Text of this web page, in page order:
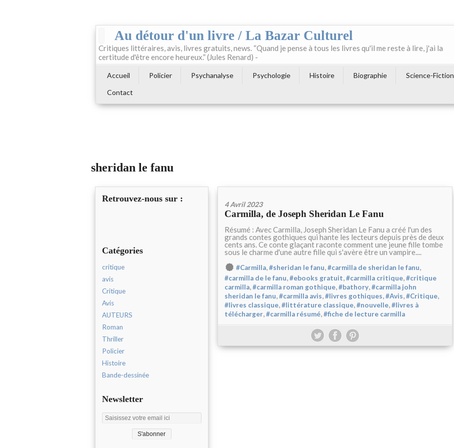
Au détour d'un livre / La Bazar Culturel
Critiques littéraires, avis, livres gratuits, news. “Quand je pense à tous les livres qu'il me reste à lire, j'ai la
certitude d'être encore heureux.” (Jules Renard) -
Accueil Policier Psychanalyse Psychologie Histoire Biographie Science-Fiction
Contact
sheridan le fanu
Retrouvez-nous sur :
Catégories
critique
avis
Critique
Avis
AUTEURS
Roman
Thriller
Policier
Histoire
Bande-dessinée
Newsletter
4 Avril 2023
Carmilla, de Joseph Sheridan Le Fanu
Résumé : Avec Carmilla, Joseph Sheridan Le Fanu a créé l'un des
grands contes gothiques qui hante les lecteurs depuis près de deux
cents ans. Ce conte glaçant raconte comment une jeune fille tombe
sous le charme d'une autre fille qui s'avère être un vampire....
#Carmilla,#sheridan le fanu,#carmilla de sheridan le fanu,
#carmilla de le fanu,#ebooks gratuit,#carmilla critique,#critique
carmilla,#carmilla roman gothique,#bathory,#carmilla john
sheridan le fanu,#carmilla avis,#livres gothiques,#Avis,#Critique,
#livres classique,#littérature classique,#nouvelle,#livres à
télécharger,#carmilla résumé,#fiche de lecture carmilla